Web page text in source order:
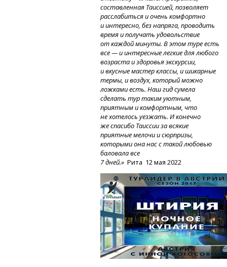
составленная Таиссией, позволяет
расслабиться и очень комфортно
и интересно, без напряга, проводить
время и получать удовольствие
от каждой минуты. В этом туре есть
все — и интересные легкие для любого
возраста и здоровья экскурсии,
и вкусные мастер классы, и шикарные
термы, и воздух, который можно
ложками есть. Наш гид сумела
сделать тур таким уютным,
приятным и комфортным, что
не хотелось уезжать. И конечно
же спасибо Таиссии за всякие
приятные мелочи и сюрпризы,
которыми она нас с такой любовью
баловала все
7 дней.» Рита 12 мая 2022